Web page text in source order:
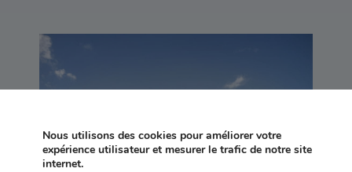
Nous utilisons des cookies pour améliorer votre
expérience utilisateur et mesurer le trafic de notre site
internet.